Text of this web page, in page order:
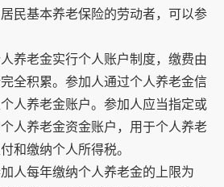
民基本养老保险的劳动者，可以参
人养老金实行个人账户制度，缴费由
全积累。参加人通过个人养老金信
人养老金账户。参加人应当指定或
人养老金资金账户，用于个人养老
和缴纳个人所得税。
加人每年缴纳个人养老金的上限为